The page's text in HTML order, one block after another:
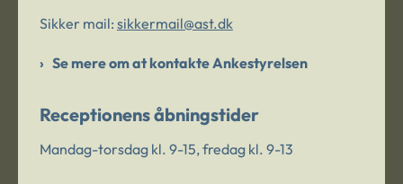
Sikker mail: sikkermail@ast.dk
Se mere om at kontakte Ankestyrelsen
Receptionens åbningstider
Mandag-torsdag kl. 9-15, fredag kl. 9-13